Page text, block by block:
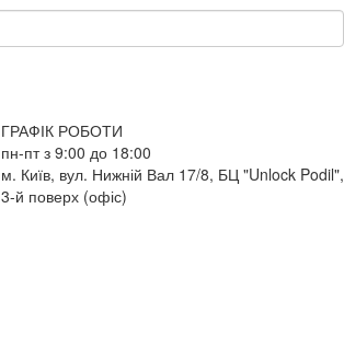
ГРАФІК РОБОТИ
пн-пт з 9:00 до 18:00
м. Київ, вул. Нижній Вал 17/8, БЦ "Unlock Podil",
3-й поверх (офіс)